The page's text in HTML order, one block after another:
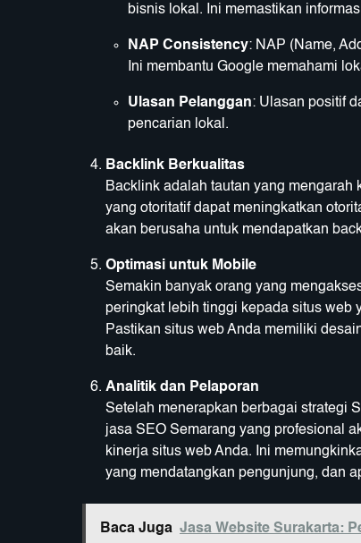
bisnis lokal. Ini memastikan
NAP Consistency: NAP (Name,
Ini membantu Google memahami
Ulasan Pelanggan: Ulasan positif
pencarian lokal.
Backlink Berkualitas
Backlink adalah tautan yang
yang otoritatif dapat meningkatkan
akan berusaha untuk mendapatkan
Optimasi untuk Mobile
Semakin banyak orang yang
peringkat lebih tinggi kepada situs web
Pastikan situs web Anda memiliki
baik.
Analitik dan Pelaporan
Setelah menerapkan berbagai strategi
jasa SEO Semarang yang profesional
kinerja situs web Anda. Ini
yang mendatangkan pengunjung, dan
Baca Juga Jasa Website Surakarta: